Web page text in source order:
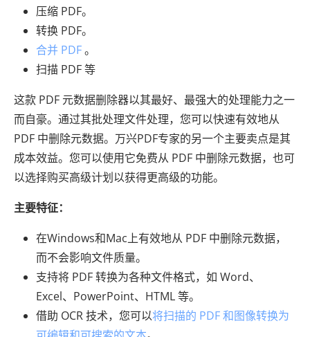
压缩 PDF。
转换 PDF。
合并 PDF。
扫描 PDF 等
这款 PDF 元数据删除器以其最好、最强大的处理能力之一
而自豪。通过其批处理文件处理，您可以快速有效地从
PDF 中删除元数据。万兴PDF专家的另一个主要卖点是其
成本效益。您可以使用它免费从 PDF 中删除元数据，也可
以选择购买高级计划以获得更高级的功能。
主要特征：
在Windows和Mac上有效地从 PDF 中删除元数据，
而不会影响文件质量。
支持将 PDF 转换为各种文件格式，如 Word、
Excel、PowerPoint、HTML 等。
借助 OCR 技术，您可以将扫描的 PDF 和图像转换为